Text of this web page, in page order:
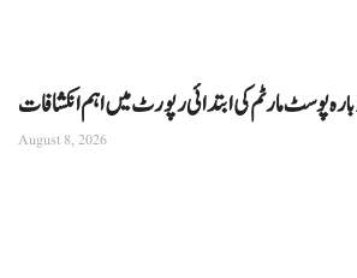
پوسٹ مارٹم کی ابتدائی رپورٹ میں اہم انکشافات
August 8, 2026